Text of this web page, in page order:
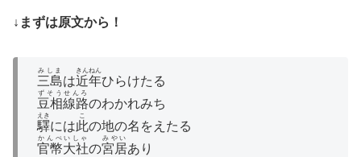
↓まずは原文から！
三島
みしま
は近年
きんねん
ひらけたる
豆相線路
ずそうせんろ
のわかれみち
驛
えき
には此
こ
の地の名をえたる
官幣大社
かんぺいしゃ
の宮居
みやい
あり